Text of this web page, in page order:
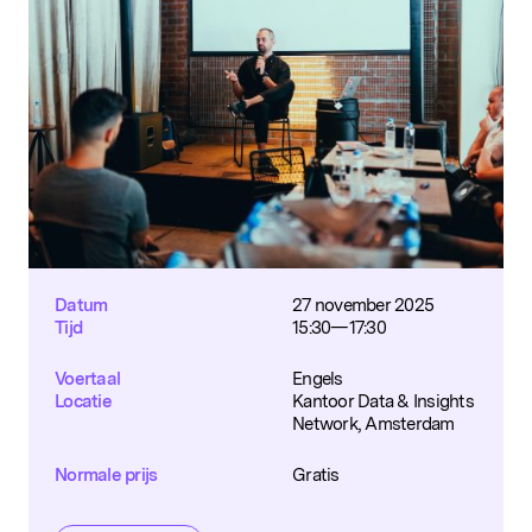
Datum
27 november 2025
Tijd
15:30—17:30
Voertaal
Engels
Locatie
Kantoor Data & Insights
Network, Amsterdam
Normale prijs Gratis